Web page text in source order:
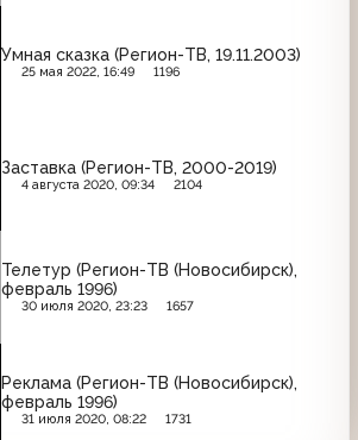
Умная сказка (Регион-ТВ, 19.11.2003)
25 мая 2022, 16:49 1196
Заставка (Регион-ТВ, 2000-2019)
4 августа 2020, 09:34 2104
Телетур (Регион-ТВ (Новосибирск),
февраль 1996)
30 июля 2020, 23:23 1657
Реклама (Регион-ТВ (Новосибирск),
февраль 1996)
31 июля 2020, 08:22 1731